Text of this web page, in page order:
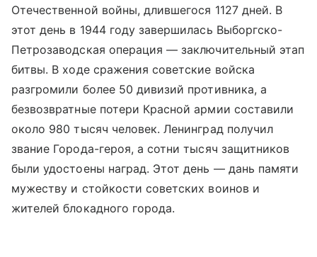
Отечественной войны, длившегося 1127 дней. В
этот день в 1944 году завершилась Выборгско-
Петрозаводская операция — заключительный этап
битвы. В ходе сражения советские войска
разгромили более 50 дивизий противника, а
безвозвратные потери Красной армии составили
около 980 тысяч человек. Ленинград получил
звание Города-героя, а сотни тысяч защитников
были удостоены наград. Этот день — дань памяти
мужеству и стойкости советских воинов и
жителей блокадного города.